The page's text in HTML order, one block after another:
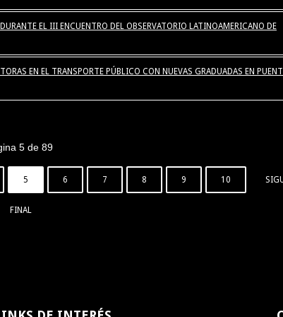
EL III ENCUENTRO DEL OBSERVATORIO LATINOAMERICANO DE
EN EL TRANSPORTE PÚBLICO CON NUEVAS GRADUADAS EN
5 de 89
5 6 7 8 9 10
FINAL